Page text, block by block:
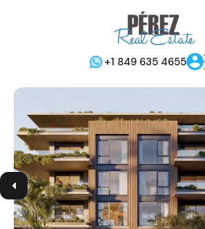
+1 849 635 4655